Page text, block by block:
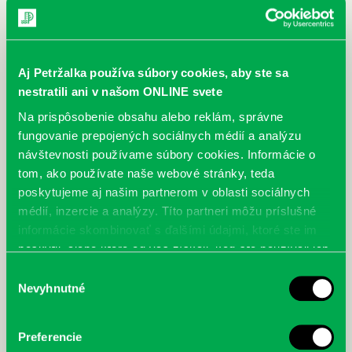
Aj Petržalka používa súbory cookies, aby ste sa
nestratili ani v našom ONLINE svete
Na prispôsobenie obsahu alebo reklám, správne
fungovanie prepojených sociálnych médií a analýzu
návštevnosti používame súbory cookies. Informácie o
tom, ako používate naše webové stránky, teda
poskytujeme aj našim partnerom v oblasti sociálnych
médií, inzercie a analýzy. Títo partneri môžu príslušné
informácie skombinovať s ďalšími údajmi, ktoré ste im
poskytli, alebo ktoré od vás získali, keď ste používali ich
súhlasu
Nevyhnutné
Preferencie